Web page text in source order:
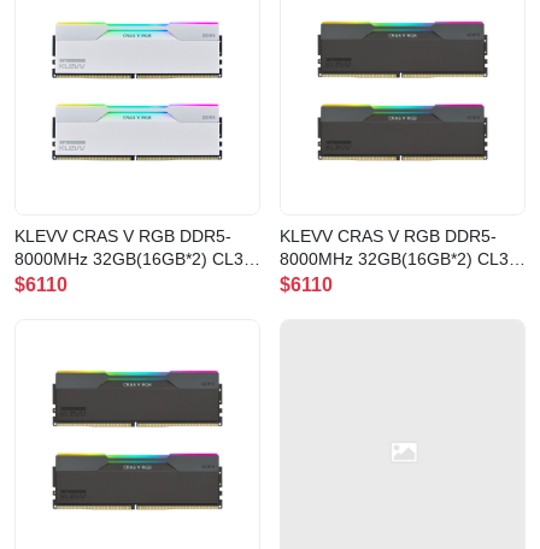
KLEVV CRAS V RGB DDR5-
8000MHz 32GB(16GB*2) CL38
晶燦白(KD5AGUA80-80D380J)
$6110
KLEVV CRAS V RGB DDR5-
8000MHz 32GB(16GB*2) CL38
曜石黑(KD5AGUA80-80D380G)
$6110